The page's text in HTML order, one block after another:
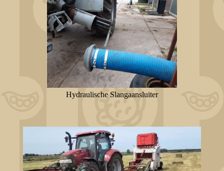
Hydraulische Slangaansluiter